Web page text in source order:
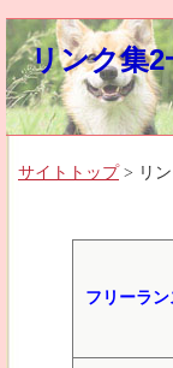
リンク集2
サイトトップ > リ
フリーラ